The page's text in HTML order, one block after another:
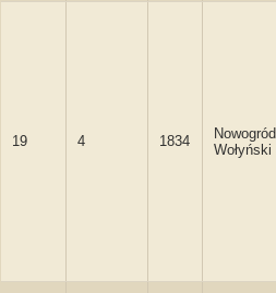
19 4 1834
Nowogród
Wołyński